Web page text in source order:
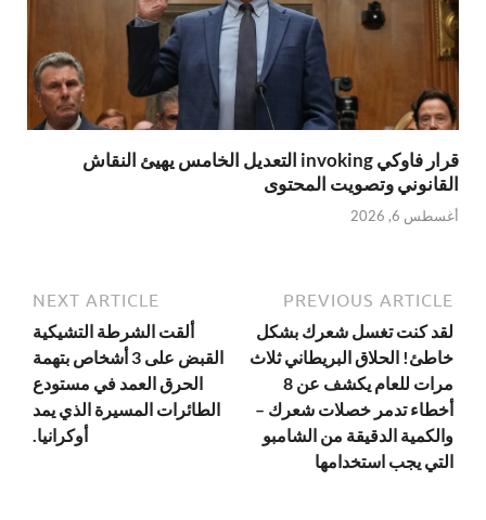
قرار فاوكي invoking التعديل الخامس يهيئ النقاش
القانوني وتصويت المحتوى
أغسطس 6, 2026
PREVIOUS ARTICLE
لقد كنت تغسل شعرك بشكل
خاطئ! الحلاق البريطاني ثلاث
مرات للعام يكشف عن 8
أخطاء تدمر خصلات شعرك –
والكمية الدقيقة من الشامبو
التي يجب استخدامها
NEXT ARTICLE
ألقت الشرطة التشيكية
القبض على 3 أشخاص بتهمة
الحرق العمد في مستودع
الطائرات المسيرة الذي يمد
أوكرانيا.